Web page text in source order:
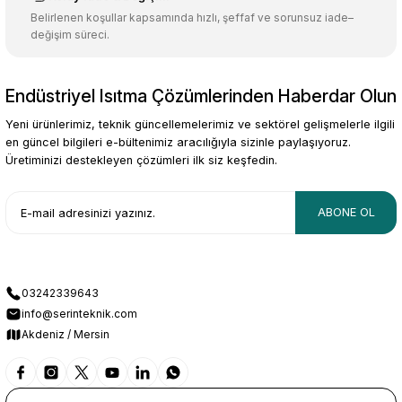
Gönder
Belirlenen koşullar kapsamında hızlı, şeffaf ve sorunsuz iade–
değişim süreci.
Endüstriyel Isıtma Çözümlerinden Haberdar Olun
Yeni ürünlerimiz, teknik güncellemelerimiz ve sektörel gelişmelerle ilgili
en güncel bilgileri e-bültenimiz aracılığıyla sizinle paylaşıyoruz.
Üretiminizi destekleyen çözümleri ilk siz keşfedin.
ABONE OL
03242339643
info@serinteknik.com
Akdeniz / Mersin